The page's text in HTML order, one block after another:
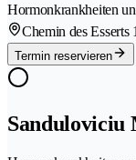
Hormonkrankheiten
Chemin des Esserts
Termin reservieren
Sanduloviciu